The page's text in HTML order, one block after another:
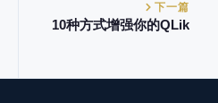
下一篇
10种方式增强你的QLik